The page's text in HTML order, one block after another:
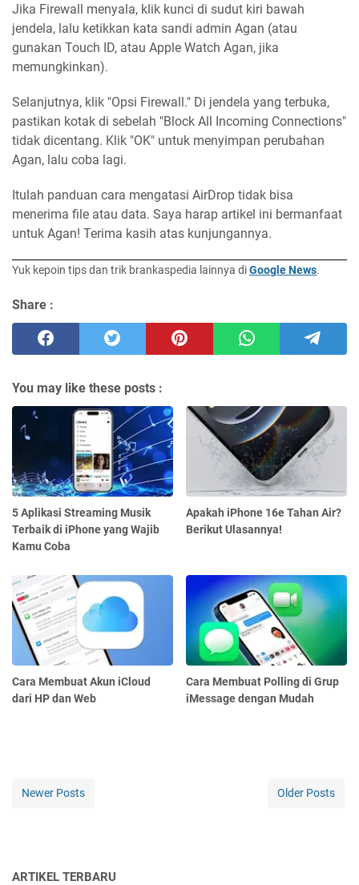
Jika Firewall menyala, klik kunci di sudut kiri bawah
jendela, lalu ketikkan kata sandi admin Agan (atau
gunakan Touch ID, atau Apple Watch Agan, jika
memungkinkan).
Selanjutnya, klik "Opsi Firewall." Di jendela yang terbuka,
pastikan kotak di sebelah "Block All Incoming Connections"
tidak dicentang. Klik "OK" untuk menyimpan perubahan
Agan, lalu coba lagi.
Itulah panduan cara mengatasi AirDrop tidak bisa
menerima file atau data. Saya harap artikel ini bermanfaat
untuk Agan! Terima kasih atas kunjungannya.
Yuk kepoin tips dan trik brankaspedia lainnya diGoogle News.
Share :
You may like these posts :
5 Aplikasi Streaming Musik
Terbaik di iPhone yang Wajib
Kamu Coba
Apakah iPhone 16e Tahan Air?
Berikut Ulasannya!
Cara Membuat Akun iCloud
dari HP dan Web
Cara Membuat Polling di Grup
iMessage dengan Mudah
Newer Posts Older Posts
ARTIKEL TERBARU